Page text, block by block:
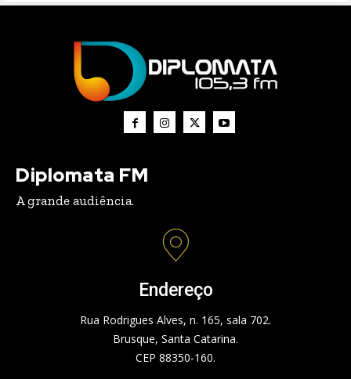
Diplomata FM
A grande audiência.
Endereço
Rua Rodrigues Alves, n. 165, sala 702.
Brusque, Santa Catarina.
CEP 88350-160.